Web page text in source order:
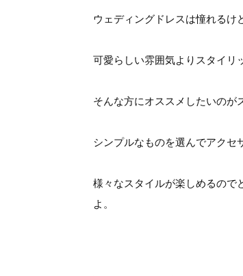
ウェディングドレスは憧れるけ
可愛らしい雰囲気よりスタイリ
そんな方にオススメしたいのが
シンプルなものを選んでアクセ
様々なスタイルが楽しめるので
よ。